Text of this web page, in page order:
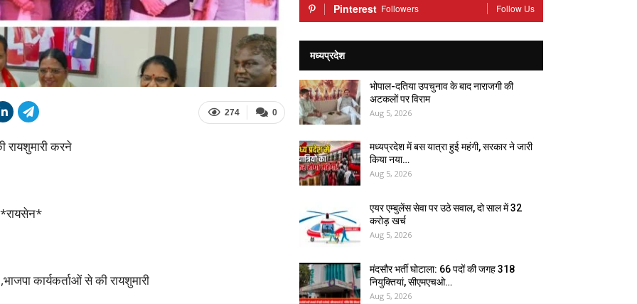
0
274
रायशुमारी करने
*रायसेन*
कार्यकर्ताओं से की रायशुमारी
Pinterest Followers Follow Us
मध्यप्रदेश
भोपाल-दतिया उपचुनाव के बाद नाराजगी की
अटकलों पर विराम
Aug 5, 2026
मध्यप्रदेश में बस यात्रा हुई महंगी, सरकार ने जारी
किया नया…
Aug 5, 2026
एयर एम्बुलेंस सेवा पर उठे सवाल, दो साल में ₹32
करोड़ खर्च
Aug 5, 2026
मंदसौर भर्ती घोटाला: 66 पदों की जगह 318
नियुक्तियां, सीएमएचओ…
Aug 5, 2026